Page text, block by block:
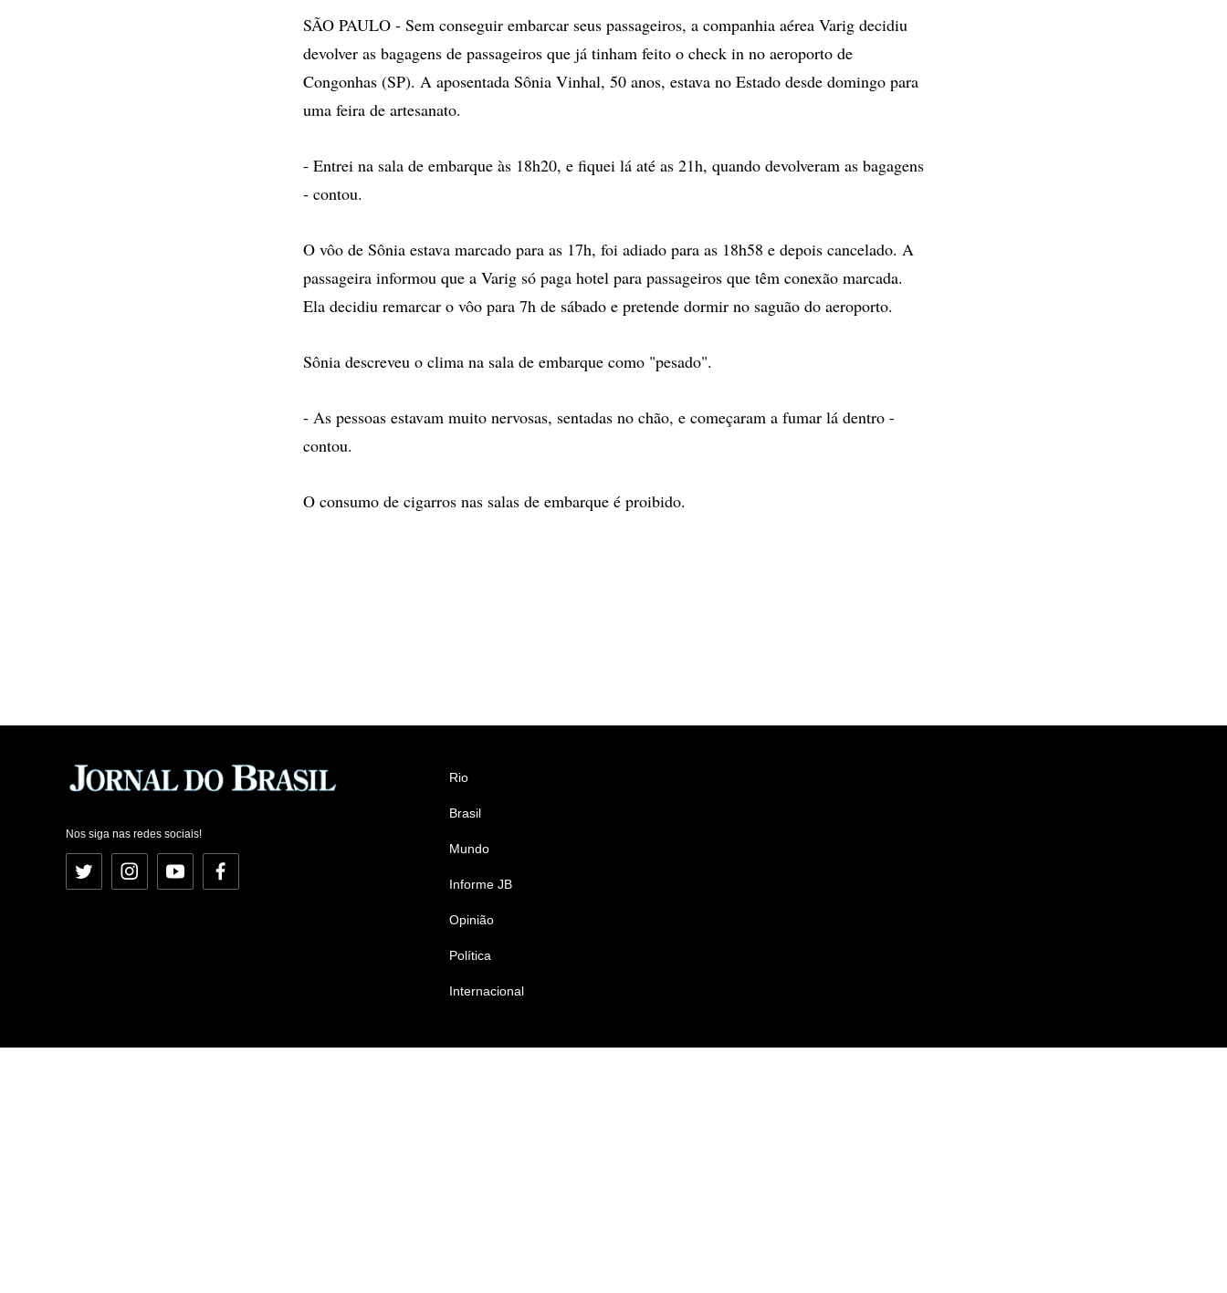
SÃO PAULO - Sem conseguir embarcar seus passageiros, a companhia aérea Varig decidiu
devolver as bagagens de passageiros que já tinham feito o check in no aeroporto de
Congonhas (SP). A aposentada Sônia Vinhal, 50 anos, estava no Estado desde domingo para
uma feira de artesanato.
- Entrei na sala de embarque às 18h20, e fiquei lá até as 21h, quando devolveram as bagagens
- contou.
O vôo de Sônia estava marcado para as 17h, foi adiado para as 18h58 e depois cancelado. A
passageira informou que a Varig só paga hotel para passageiros que têm conexão marcada.
Ela decidiu remarcar o vôo para 7h de sábado e pretende dormir no saguão do aeroporto.
Sônia descreveu o clima na sala de embarque como "pesado".
- As pessoas estavam muito nervosas, sentadas no chão, e começaram a fumar lá dentro -
contou.
O consumo de cigarros nas salas de embarque é proibido.
Nos siga nas redes sociais!
Twitter InstagramYouTubeFacebook
Rio
Brasil
Mundo
Informe JB
Opinião
Política
Internacional